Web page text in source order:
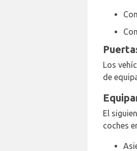
Los
de
El
coches